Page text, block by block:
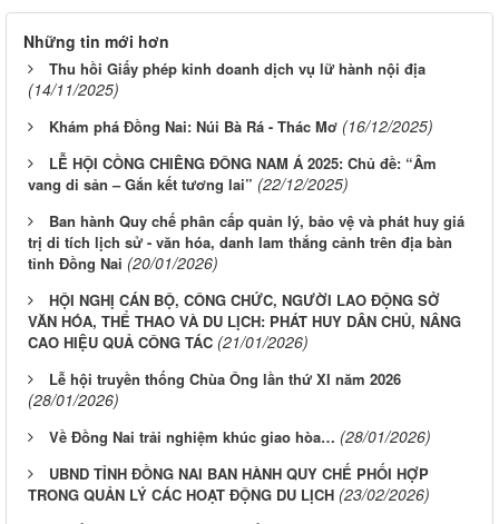
Những tin mới hơn
Thu hồi Giấy phép kinh doanh dịch vụ lữ hành nội địa
(14/11/2025)
Khám phá Đồng Nai: Núi Bà Rá - Thác Mơ (16/12/2025)
LỄ HỘI CỒNG CHIÊNG ĐÔNG NAM Á 2025: Chủ đề: “Âm
vang di sản – Gắn kết tương lai” (22/12/2025)
Ban hành Quy chế phân cấp quản lý, bảo vệ và phát huy giá
trị di tích lịch sử - văn hóa, danh lam thắng cảnh trên địa bàn
tỉnh Đồng Nai (20/01/2026)
HỘI NGHỊ CÁN BỘ, CÔNG CHỨC, NGƯỜI LAO ĐỘNG SỞ
VĂN HÓA, THỂ THAO VÀ DU LỊCH: PHÁT HUY DÂN CHỦ, NÂNG
CAO HIỆU QUẢ CÔNG TÁC (21/01/2026)
Lễ hội truyền thống Chùa Ông lần thứ XI năm 2026
(28/01/2026)
Về Đồng Nai trải nghiệm khúc giao hòa… (28/01/2026)
UBND TỈNH ĐỒNG NAI BAN HÀNH QUY CHẾ PHỐI HỢP
TRONG QUẢN LÝ CÁC HOẠT ĐỘNG DU LỊCH (23/02/2026)